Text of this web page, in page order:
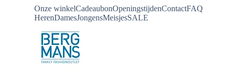
Onze winkelCadeaubonOpeningstijdenContactFAQ
HerenDamesJongensMeisjesSALE